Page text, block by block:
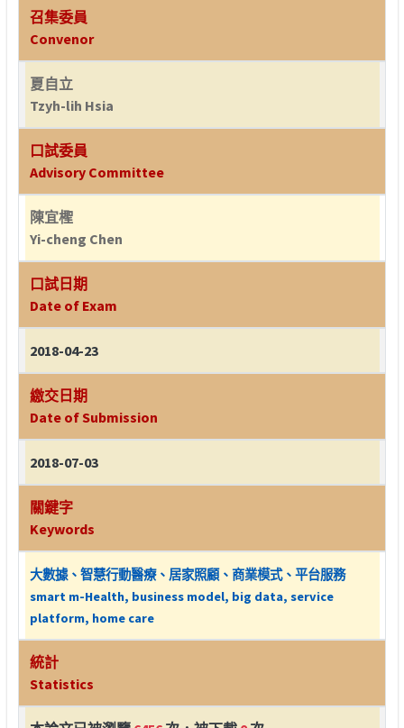
召集委員
Convenor
夏自立
Tzyh-lih Hsia
口試委員
Advisory Committee
陳宜檉
Yi-cheng Chen
口試日期
Date of Exam
2018-04-23
繳交日期
Date of Submission
2018-07-03
關鍵字
Keywords
大數據、智慧行動醫療、居家照顧、商業模式、平台服務
smart m-Health, business model, big data, service
platform, home care
統計
Statistics